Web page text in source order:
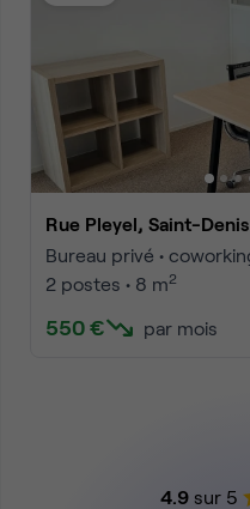
Rue Pleyel, Saint-Denis
Bureau privé •
2 postes • 8 m2
550 € par mois
4.9sur 5